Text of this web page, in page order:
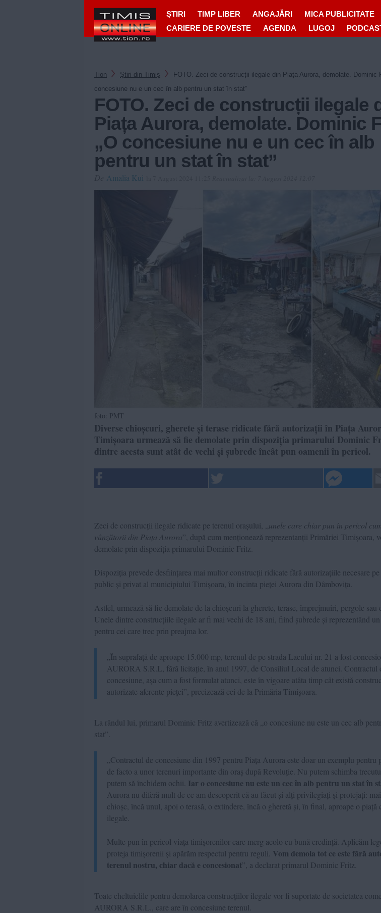
ŞTIRI TIMP LIBER ANGAJĂRI MICA PUBLICITATE
CARIERE DE POVESTE
AGENDA LUGOJ
Tion Ştiri din Timiș
FOTO. Zeci de construcții ilegale din Piața Aurora, demolate. Dominic
concesiune nu e un cec în alb pentru un stat în stat”
FOTO. Zeci de construcții ilegale
Piața Aurora, demolate. Dominic
„O concesiune nu e un cec în alb
pentru un stat în stat”
Amalia Kui
foto: PMT
Diverse chioșcuri, gherete și terase ridicate fără autorizații în Piața
Timișoara urmează să fie demolate prin dispoziția primarului Dominic
dintre acesta sunt atât de vechi și șubrede încât pun oamenii în pericol.
Zeci de construcții ilegale ridicate pe terenul orașului, „ unele care chiar pun în pericol
vânzătorii din Piața Aurora”, după cum menționează reprezentanții Primăriei Timișoara,
demolate prin dispoziția primarului Dominic Fritz.
Dispoziția prevede desființarea mai multor construcții ridicate fără autorizațiile necesare
public și privat al municipiului Timișoara, în incinta pieței Aurora din Dâmbovița.
Astfel, urmează să fie demolate de la chioșcuri la gherete, terase, împrejmuiri, pergole sau
Unele dintre construcțiile ilegale ar fi mai vechi de 18 ani, fiind șubrede și reprezentând
pentru cei care trec prin preajma lor.
„În suprafață de aproape 15.000 mp, terenul de pe strada Lacului nr. 21 a fost
AURORA S.R.L, fără licitație, în anul 1997, de Consiliul Local de atunci. Contractul
concesiune, așa cum a fost formulat atunci, este în vigoare atâta timp cât există
autorizate aferente pieței”, precizează cei de la Primăria Timișoara.
La rândul lui, primarul Dominic Fritz avertizează că „o concesiune nu este un cec alb
stat”.
„Contractul de concesiune din 1997 pentru Piața Aurora este doar un exemplu pentru
de facto a unor terenuri importante din oraș după Revoluție. Nu putem schimba
putem să închidem ochii. Iar o concesiune nu este un cec în alb pentru un stat în
Aurora nu diferă mult de ce am descoperit că au făcut și alți privilegiați și protejați:
chioșc, încă unul, apoi o terasă, o extindere, încă o gheretă și, în final, aproape o piață
ilegale.
Multe pun în pericol viața timișorenilor care merg acolo cu bună credință. Aplicăm
proteja timișorenii și apărăm respectul pentru reguli. Vom demola tot ce este fără
terenul nostru, chiar dacă e concesionat”, a declarat primarul Dominic Fritz.
Toate cheltuielile pentru demolarea construcțiilor ilegale vor fi suportate de societatea
AURORA S.R.L., care are în concesiune terenul.